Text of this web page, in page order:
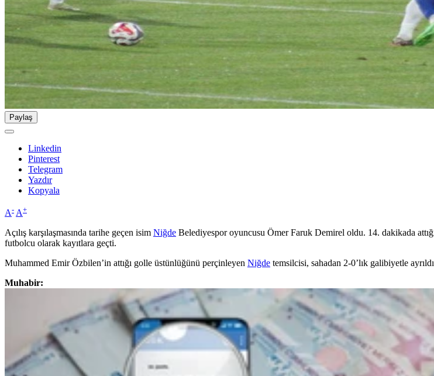
Paylaş
Linkedin
Pinterest
Telegram
Yazdır
Kopyala
A- A+
Açılış karşılaşmasında tarihe geçen isim Niğde Belediyespor oyuncusu Ömer Faruk Demirel oldu. 14. dakikada
futbolcu olarak kayıtlara geçti.
Muhammed Emir Özbilen’in attığı golle üstünlüğünü perçinleyen Niğde temsilcisi, sahadan 2-0’lık galibiyetle
Muhabir: